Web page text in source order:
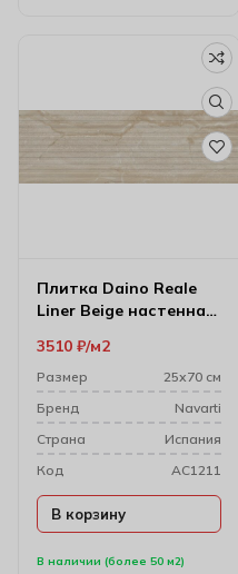
Плитка Daino Reale
Liner Beige настенная
В наличии (более 50 м2)
3510 ₽ м2
Размер
25х70 см
Бренд
Navarti
Cтрана
Испания
Код
AC1211
В корзину